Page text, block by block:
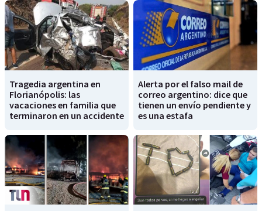
Tragedia argentina en
Florianópolis: las
vacaciones en familia que
terminaron en un accidente
Alerta por el falso mail de
correo argentino: dice que
tienen un envío pendiente y
es una estafa